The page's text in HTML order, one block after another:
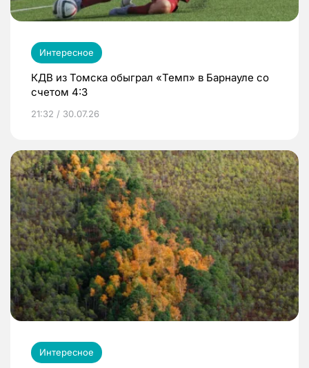
Интересное
КДВ из Томска обыграл «Темп» в Барнауле со
счетом 4:3
21:32 / 30.07.26
Интересное